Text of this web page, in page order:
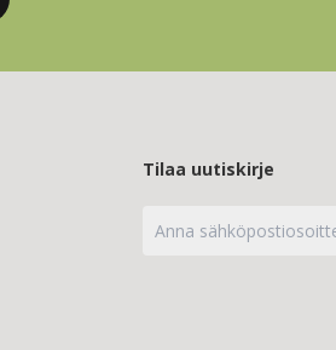
Tilaa uutiskirje